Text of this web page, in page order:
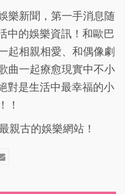
樂新聞，第一手消息随
中的娛樂資訊！和歐巴
起相親相愛、和偶像劇
曲一起療愈現實中不小
對是生活中最幸福的小
！
親古的娛樂網站！